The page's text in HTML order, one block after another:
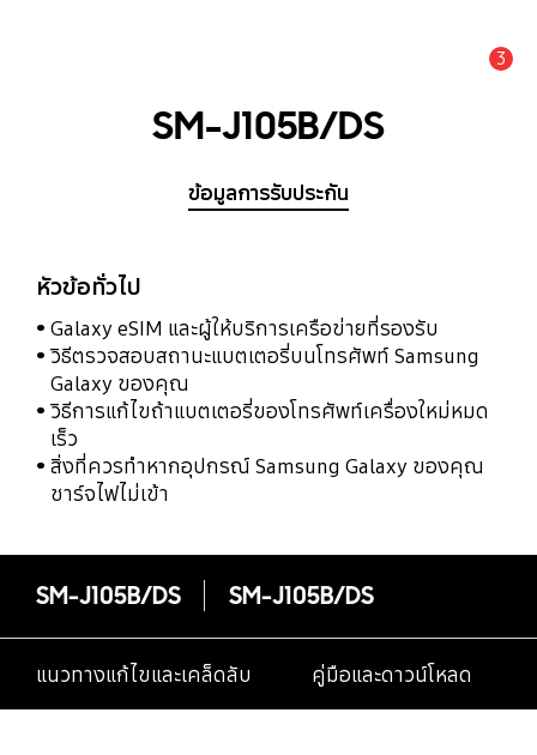
3
SM-J105B/DS
ข้อมูลการรับประกัน
หัวข้อทั่วไป
Galaxy eSIM และผู้ให้บริการเครือข่ายที่รองรับ
วิธีตรวจสอบสถานะแบตเตอรี่บนโทรศัพท์ Samsung
Galaxy ของคุณ
วิธีการแก้ไขถ้าแบตเตอรี่ของโทรศัพท์เครื่องใหม่หมด
เร็ว
สิ่งที่ควรทำหากอุปกรณ์ Samsung Galaxy ของคุณ
ชาร์จไฟไม่เข้า
SM-J105B/DS SM-J105B/DS
แนวทางแก้ไขและเคล็ดลับ คู่มือและดาวน์โหลด